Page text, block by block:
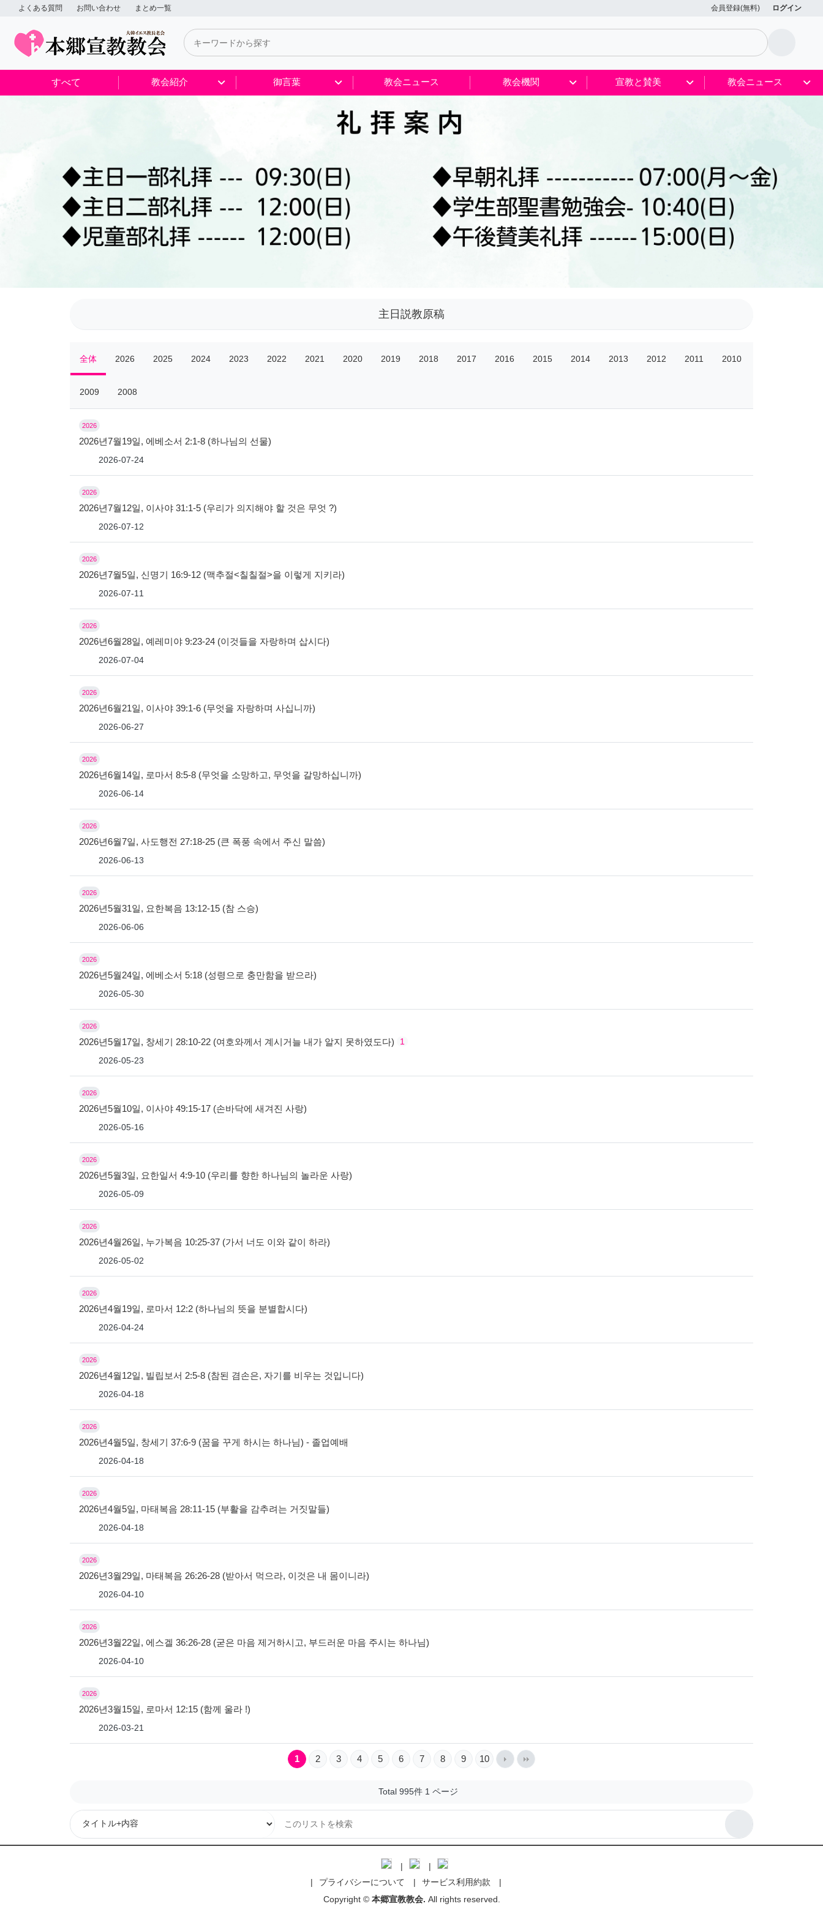
よくある質問 お問い合わせ まとめ一覧 ログイン
会員登録(無料)
すべて 教会紹介 御言葉 教会ニュース 教会機関 宣教と賛美 教会ニュース
主日説教原稿
全体 2026 2025 2024 2023 2022 2021 2020 2019 2018 2017 2016 2015 2014 2013 2012 2011 2010
2009 2008
2026
2026년7월19일, 에베소서 2:1-8 (하나님의 선물)
2026-07-24
2026
2026년7월12일, 이사야 31:1-5 (우리가 의지해야 할 것은 무엇 ?)
2026-07-12
2026
2026년7월5일, 신명기 16:9-12 (맥추절<칠칠절>을 이렇게 지키라)
2026-07-11
2026
2026년6월28일, 예레미야 9:23-24 (이것들을 자랑하며 삽시다)
2026-07-04
2026
2026년6월21일, 이사야 39:1-6 (무엇을 자랑하며 사십니까)
2026-06-27
2026
2026년6월14일, 로마서 8:5-8 (무엇을 소망하고, 무엇을 갈망하십니까)
2026-06-14
2026
2026년6월7일, 사도행전 27:18-25 (큰 폭풍 속에서 주신 말씀)
2026-06-13
2026
2026년5월31일, 요한복음 13:12-15 (참 스승)
2026-06-06
2026
2026년5월24일, 에베소서 5:18 (성령으로 충만함을 받으라)
2026-05-30
2026
2026년5월17일, 창세기 28:10-22 (여호와께서 계시거늘 내가 알지 못하였도다)
1
2026-05-23
2026
2026년5월10일, 이사야 49:15-17 (손바닥에 새겨진 사랑)
2026-05-16
2026
2026년5월3일, 요한일서 4:9-10 (우리를 향한 하나님의 놀라운 사랑)
2026-05-09
2026
2026년4월26일, 누가복음 10:25-37 (가서 너도 이와 같이 하라)
2026-05-02
2026
2026년4월19일, 로마서 12:2 (하나님의 뜻을 분별합시다)
2026-04-24
2026
2026년4월12일, 빌립보서 2:5-8 (참된 겸손은, 자기를 비우는 것입니다)
2026-04-18
2026
2026년4월5일, 창세기 37:6-9 (꿈을 꾸게 하시는 하나님) - 졸업예배
2026-04-18
2026
2026년4월5일, 마태복음 28:11-15 (부활을 감추려는 거짓말들)
2026-04-18
2026
2026년3월29일, 마태복음 26:26-28 (받아서 먹으라, 이것은 내 몸이니라)
2026-04-10
2026
2026년3월22일, 에스겔 36:26-28 (굳은 마음 제거하시고, 부드러운 마음 주시는 하나님)
2026-04-10
2026
2026년3월15일, 로마서 12:15 (함께 울라 !)
2026-03-21
1 2 3 4 5 6 7 8 9 10
Total 995件1 ページ
プライバシーについて
サービス利用約款
Copyright © 本郷宣教教会. All rights reserved.